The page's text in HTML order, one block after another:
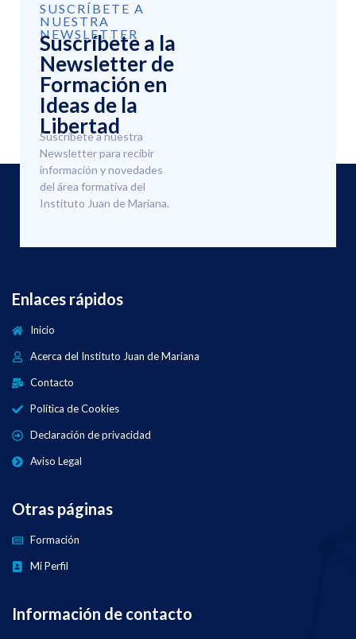
SUSCRÍBETE A
NUESTRA
NEWSLETTER
Suscríbete a la
Newsletter de
Formación en
Ideas de la
Libertad
Suscríbete a nuestra
Newsletter para recibir
información y novedades
del área formativa del
Instituto Juan de Mariana.
Enlaces rápidos
Inicio
Acerca del Instituto Juan de Mariana
Contacto
Política de Cookies
Declaración de privacidad
Aviso Legal
Otras páginas
Formación
Mi Perfil
Información de contacto